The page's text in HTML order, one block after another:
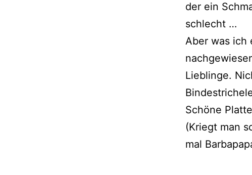
der ein
schlecht …
Aber was ich
Lieblinge.
Schöne
(Kriegt man
mal